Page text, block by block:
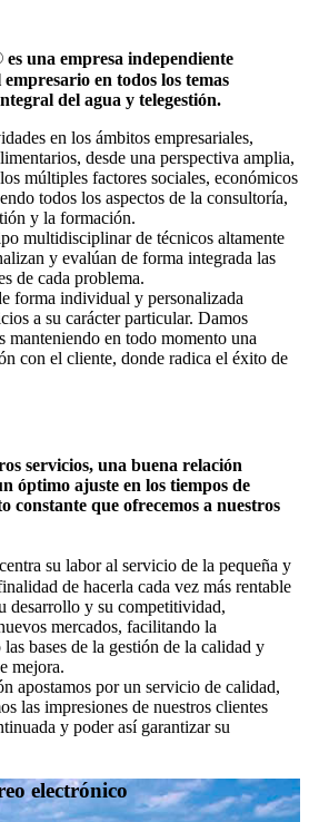
es una empresa independiente
en todos los temas
del agua y telegestión.
en los ámbitos empresariales,
desde una perspectiva amplia,
múltiples factores sociales, económicos
todos los aspectos de la consultoría,
y la formación.
multidisciplinar de técnicos altamente
y evalúan de forma integrada las
de cada problema.
forma individual y personalizada
a su carácter particular. Damos
manteniendo en todo momento una
con el cliente, donde radica el éxito de
servicios, una buena relación
ajuste en los tiempos de
constante que ofrecemos a nuestros
centra su labor al servicio de la pequeña y
de hacerla cada vez más rentable
desarrollo y su competitividad,
mercados, facilitando la
bases de la gestión de la calidad y
mejora.
apostamos por un servicio de calidad,
las impresiones de nuestros clientes
y poder así garantizar su
electrónico